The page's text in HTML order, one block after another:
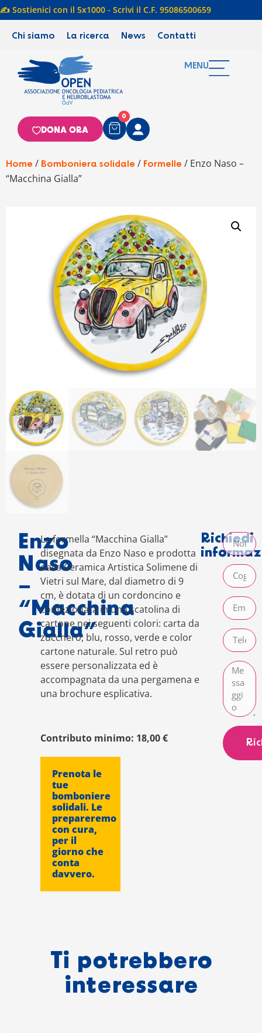
✍️ Sostienici con il 5x1000 - Scrivi il C.F. 95086500659
Chi siamo La ricerca News Contatti
MENU
0
DONA ORA
Home / Bomboniera solidale / Formelle / Enzo Naso –
“Macchina Gialla”
Enzo
Naso
–
“Macchina
Gialla”
La formella “Macchina Gialla”
disegnata da Enzo Naso e prodotta
dalla Ceramica Artistica Solimene di
Vietri sul Mare, dal diametro di 9
cm, è dotata di un cordoncino e
confezionata in una scatolina di
cartone nei seguenti colori: carta da
zucchero, blu, rosso, verde e color
cartone naturale. Sul retro può
essere personalizzata ed è
accompagnata da una pergamena e
una brochure esplicativa.
Contributo minimo: 18,00 €
Prenota le
tue
bomboniere
solidali. Le
prepareremo
con cura,
per il
giorno che
conta
davvero.
Richiedi
Ti potrebbero
interessare